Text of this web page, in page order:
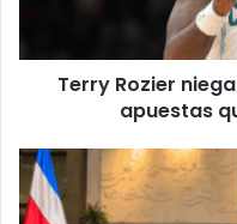
que
sacude
NBA
Terry Rozier
apuestas
Rodrigo
Chaves
visitará